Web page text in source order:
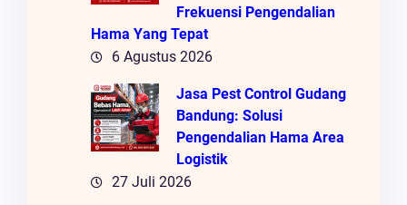
Frekuensi Pengendalian
Hama Yang Tepat
6 Agustus 2026
Jasa Pest Control Gudang
Bandung: Solusi
Pengendalian Hama Area
Logistik
27 Juli 2026